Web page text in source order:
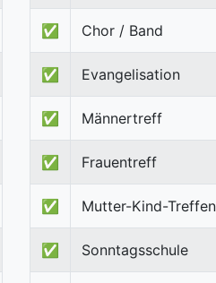
✅ Chor / Band
✅ Evangelisation
✅ Männertreff
✅ Frauentreff
✅ Mutter-Kind-Treffen
✅ Sonntagsschule